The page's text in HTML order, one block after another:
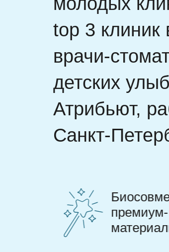
top 3 клиник
врачи-
детских
Атрибьют,
Санкт-
протоколы
лечения